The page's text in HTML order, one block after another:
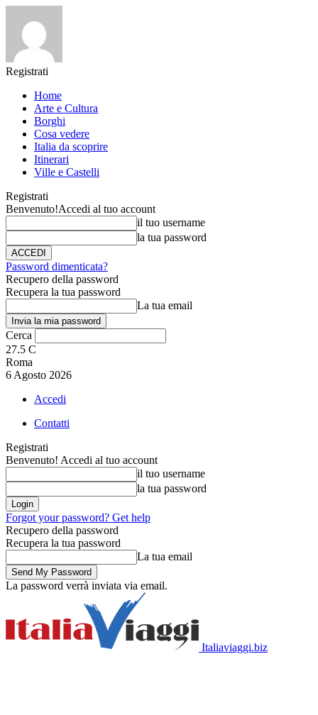
Registrati
Home
Arte e Cultura
Borghi
Cosa vedere
Italia da scoprire
Itinerari
Ville e Castelli
Registrati
Benvenuto!Accedi al tuo account
il tuo username
la tua password
Password dimenticata?
Recupero della password
Recupera la tua password
La tua email
Cerca
27.5 C
Roma
6 Agosto 2026
Accedi
Contatti
Registrati
Benvenuto! Accedi al tuo account
il tuo username
la tua password
Forgot your password? Get help
Recupero della password
Recupera la tua password
La tua email
La password verrà inviata via email.
Italiaviaggi.biz